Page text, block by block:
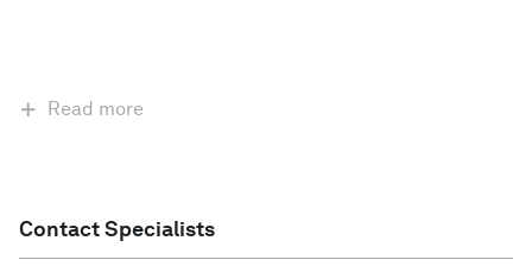
Read more
Contact Specialists